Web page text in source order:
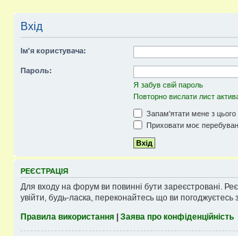
Вхід
Ім'я користувача:
Пароль:
Я забув свій пароль
Повторно вислати лист
Запам'ятати мене з
Приховати моє
РЕЄСТРАЦІЯ
Для входу на форум ви повинні бути зареєстровані.
увійти, будь-ласка, переконайтесь що ви
Правила використання
Заява про конфіденційність